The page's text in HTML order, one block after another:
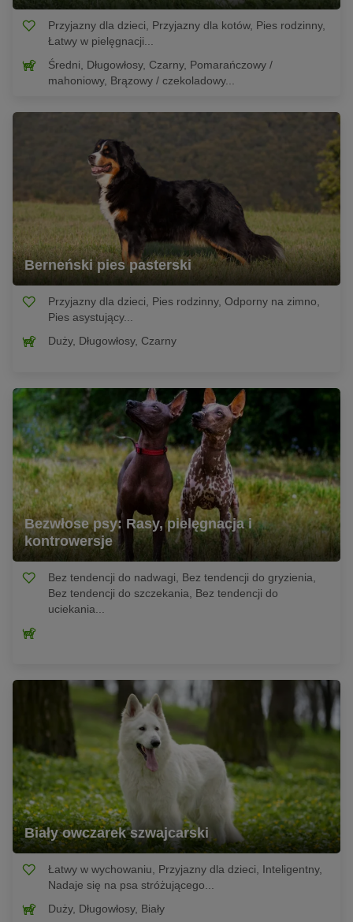
Przyjazny dla dzieci, Przyjazny dla kotów, Pies rodzinny,
Łatwy w pielęgnacji...
Średni, Długowłosy, Czarny, Pomarańczowy /
mahoniowy, Brązowy / czekoladowy...
Berneński pies pasterski
Przyjazny dla dzieci, Pies rodzinny, Odporny na zimno,
Pies asystujący...
Duży, Długowłosy, Czarny
Bezwłose psy: Rasy, pielęgnacja i
kontrowersje
Bez tendencji do nadwagi, Bez tendencji do gryzienia,
Bez tendencji do szczekania, Bez tendencji do
uciekania...
Biały owczarek szwajcarski
Łatwy w wychowaniu, Przyjazny dla dzieci, Inteligentny,
Nadaje się na psa stróżującego...
Duży, Długowłosy, Biały